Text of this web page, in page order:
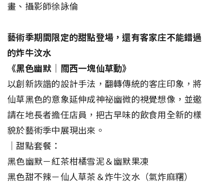
畫、攝影師徐詠倫
藝術季期間限定的甜點登場，還有客家庄不能錯過
的炸牛汶水
《黑色幽默｜關西一塊仙草動》
以創新詼諧的設計手法，翻轉傳統的客庄印象，將
仙草黑色的意象延伸成神祕幽微的視覺想像，並邀
請在地長者擔任店員，把古早味的飲食用全新的樣
貌於藝術季中展現出來。
｜甜點套餐：
黑色幽默－紅茶柑橘雪泥＆幽默果凍
黑色甜不辣－仙人草茶＆炸牛汶水（氣炸麻糬）